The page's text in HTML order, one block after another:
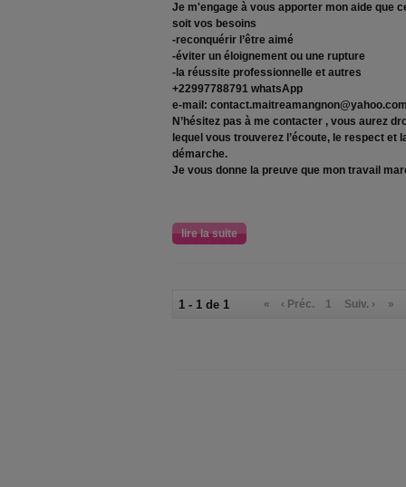
Je m'engage à vous apporter mon aide que
soit vos besoins
-reconquérir l’être aimé
-éviter un éloignement ou une rupture
-la réussite professionnelle et autres
+22997788791 whatsApp
e-mail:
N’hésitez pas à me contacter , vous aurez
lequel vous trouverez l’écoute, le respect et
démarche.
Je vous donne la preuve que mon travail
lire la suite
1 - 1 de 1 « ‹ Préc. 1 Suiv. › »